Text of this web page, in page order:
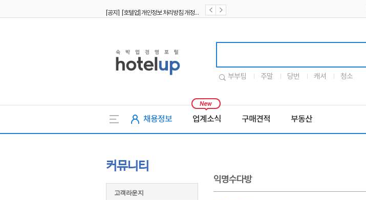
부부팀 주말 당번 캐셔 청소
채용정보 업계소식 구매견적 부동산
커뮤니티
고객라운지
익명수다방